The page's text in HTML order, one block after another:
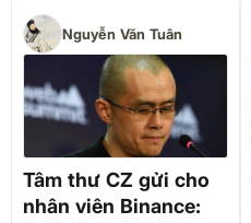
Nguyễn Văn Tuân
Tâm thư CZ gửi cho
nhân viên Binance: